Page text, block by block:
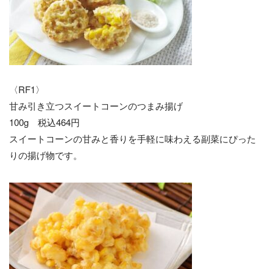
〈RF1〉
甘み引き立つスイートコーンのつまみ揚げ
100g 税込464円
スイートコーンの甘みと香りを手軽に味わえる副菜にぴった
りの揚げ物です。